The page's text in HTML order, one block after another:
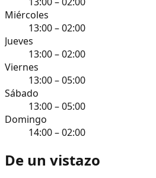
Miércoles
13:00 – 02:00
Jueves
13:00 – 02:00
Viernes
13:00 – 05:00
Sábado
13:00 – 05:00
Domingo
14:00 – 02:00
De un vistazo